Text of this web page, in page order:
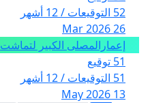
52 التوقيعات / 12 أشهر
26 Mar 2026
إعمارالمصلى الكبير لتماشت
51 توقيع
51 التوقيعات / 12 أشهر
13 May 2026